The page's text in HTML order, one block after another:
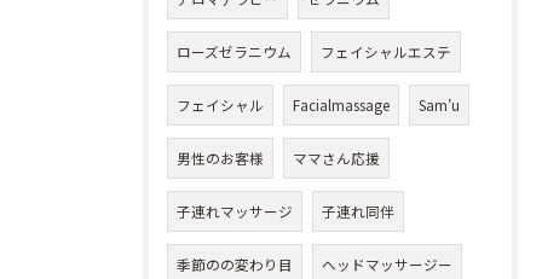
ローズゼラニウム フェイシャルエステ
フェイシャル Facialmassage Sam’u
男性のお客様 ママさん応援
子連れマッサージ 子連れ同伴
季節のの変わり目 ヘッドマッサージー